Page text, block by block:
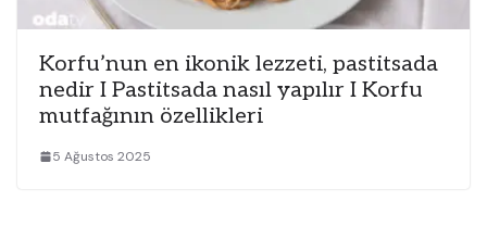
Korfu’nun en ikonik lezzeti, pastitsada
nedir I Pastitsada nasıl yapılır I Korfu
mutfağının özellikleri
5 Ağustos 2025